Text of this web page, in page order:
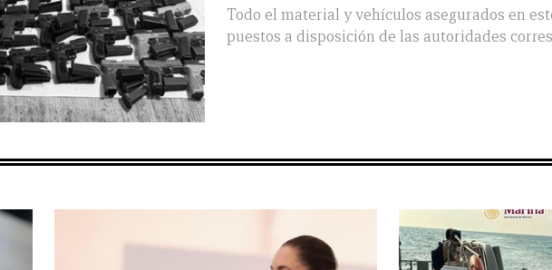
Todo el material y vehículos asegurados en
puestos a disposición de las autoridades